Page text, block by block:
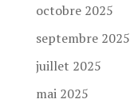
octobre 2025
septembre 2025
juillet 2025
mai 2025